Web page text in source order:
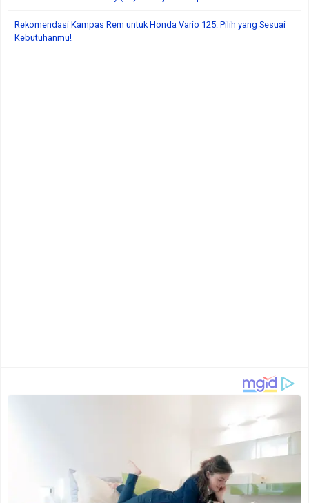
Rekomendasi Kampas Rem untuk Honda Vario 125: Pilih yang Sesuai
Kebutuhanmu!